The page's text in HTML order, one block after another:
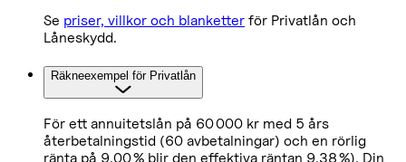
Se priser, villkor och blanketter för Privatlån och
Låneskydd.
Räkneexempel för Privatlån
För ett annuitetslån på 60 000 kr med 5 års
återbetalningstid (60 avbetalningar) och en rörlig
ränta på 9,00 % blir den effektiva räntan 9,38 %). Din